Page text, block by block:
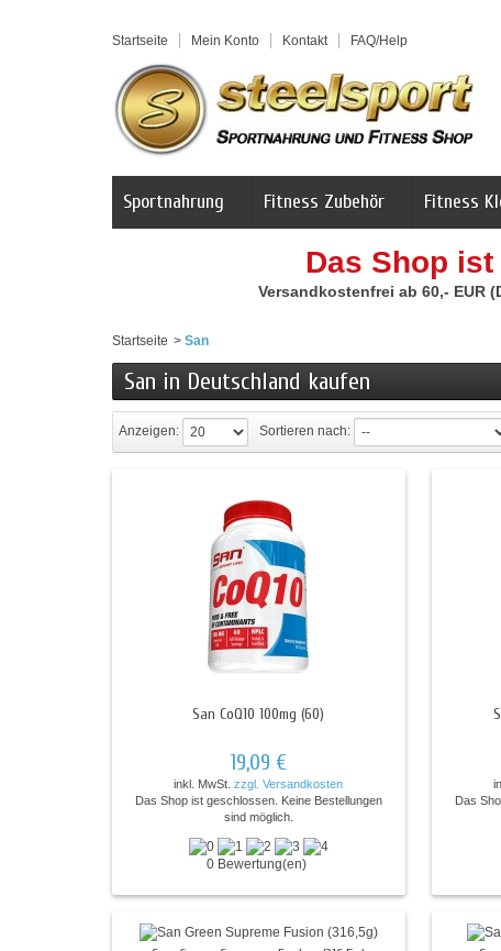
Startseite Mein Konto Kontakt FAQ/Help
Sportnahrung Fitness Zubehör Fitness
Das Shop
Versandkostenfrei ab 60,- EUR
Startseite > San
San in Deutschland kaufen
Anzeigen: Sortieren nach:
San CoQ10 100mg (60)
19,09 €
inkl. MwSt.zzgl. Versandkosten
Das Shop ist geschlossen. Keine Bestellungen
sind möglich.
0 Bewertung(en)
Das